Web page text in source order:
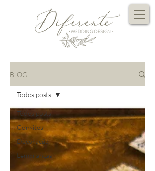
BLOG
Todos posts
Convites
Decoração
Lembranças
Todos posts